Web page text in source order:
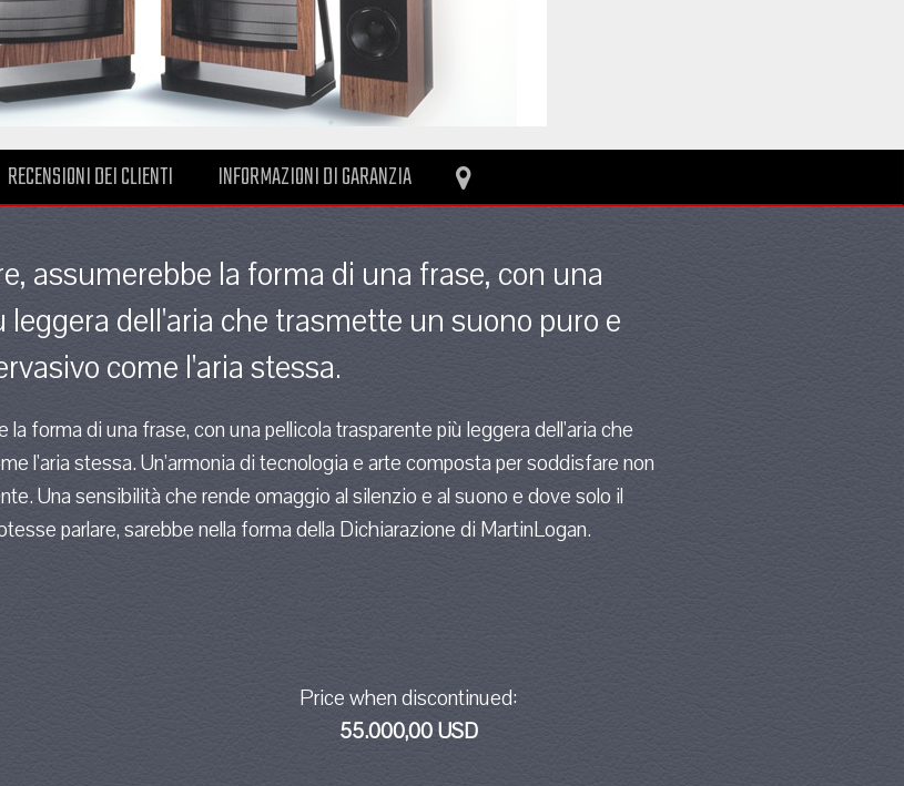
RECENSIONI DEI CLIENTI INFORMAZIONI DI GARANZIA
assumerebbe la forma di una frase, con una
dell'aria che trasmette un suono puro e
come l'aria stessa.
forma di una frase, con una pellicola trasparente più leggera dell'aria che
l'aria stessa. Un'armonia di tecnologia e arte composta per soddisfare non
Una sensibilità che rende omaggio al silenzio e al suono e dove solo il
parlare, sarebbe nella forma della Dichiarazione di MartinLogan.
Price when discontinued:
55.000,00 USD